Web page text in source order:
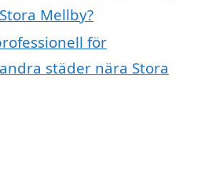
Mellby?
för
städer nära Stora